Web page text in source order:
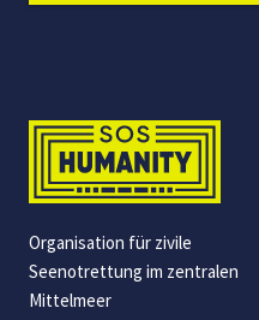
Organisation für zivile
Seenotrettung im zentralen
Mittelmeer